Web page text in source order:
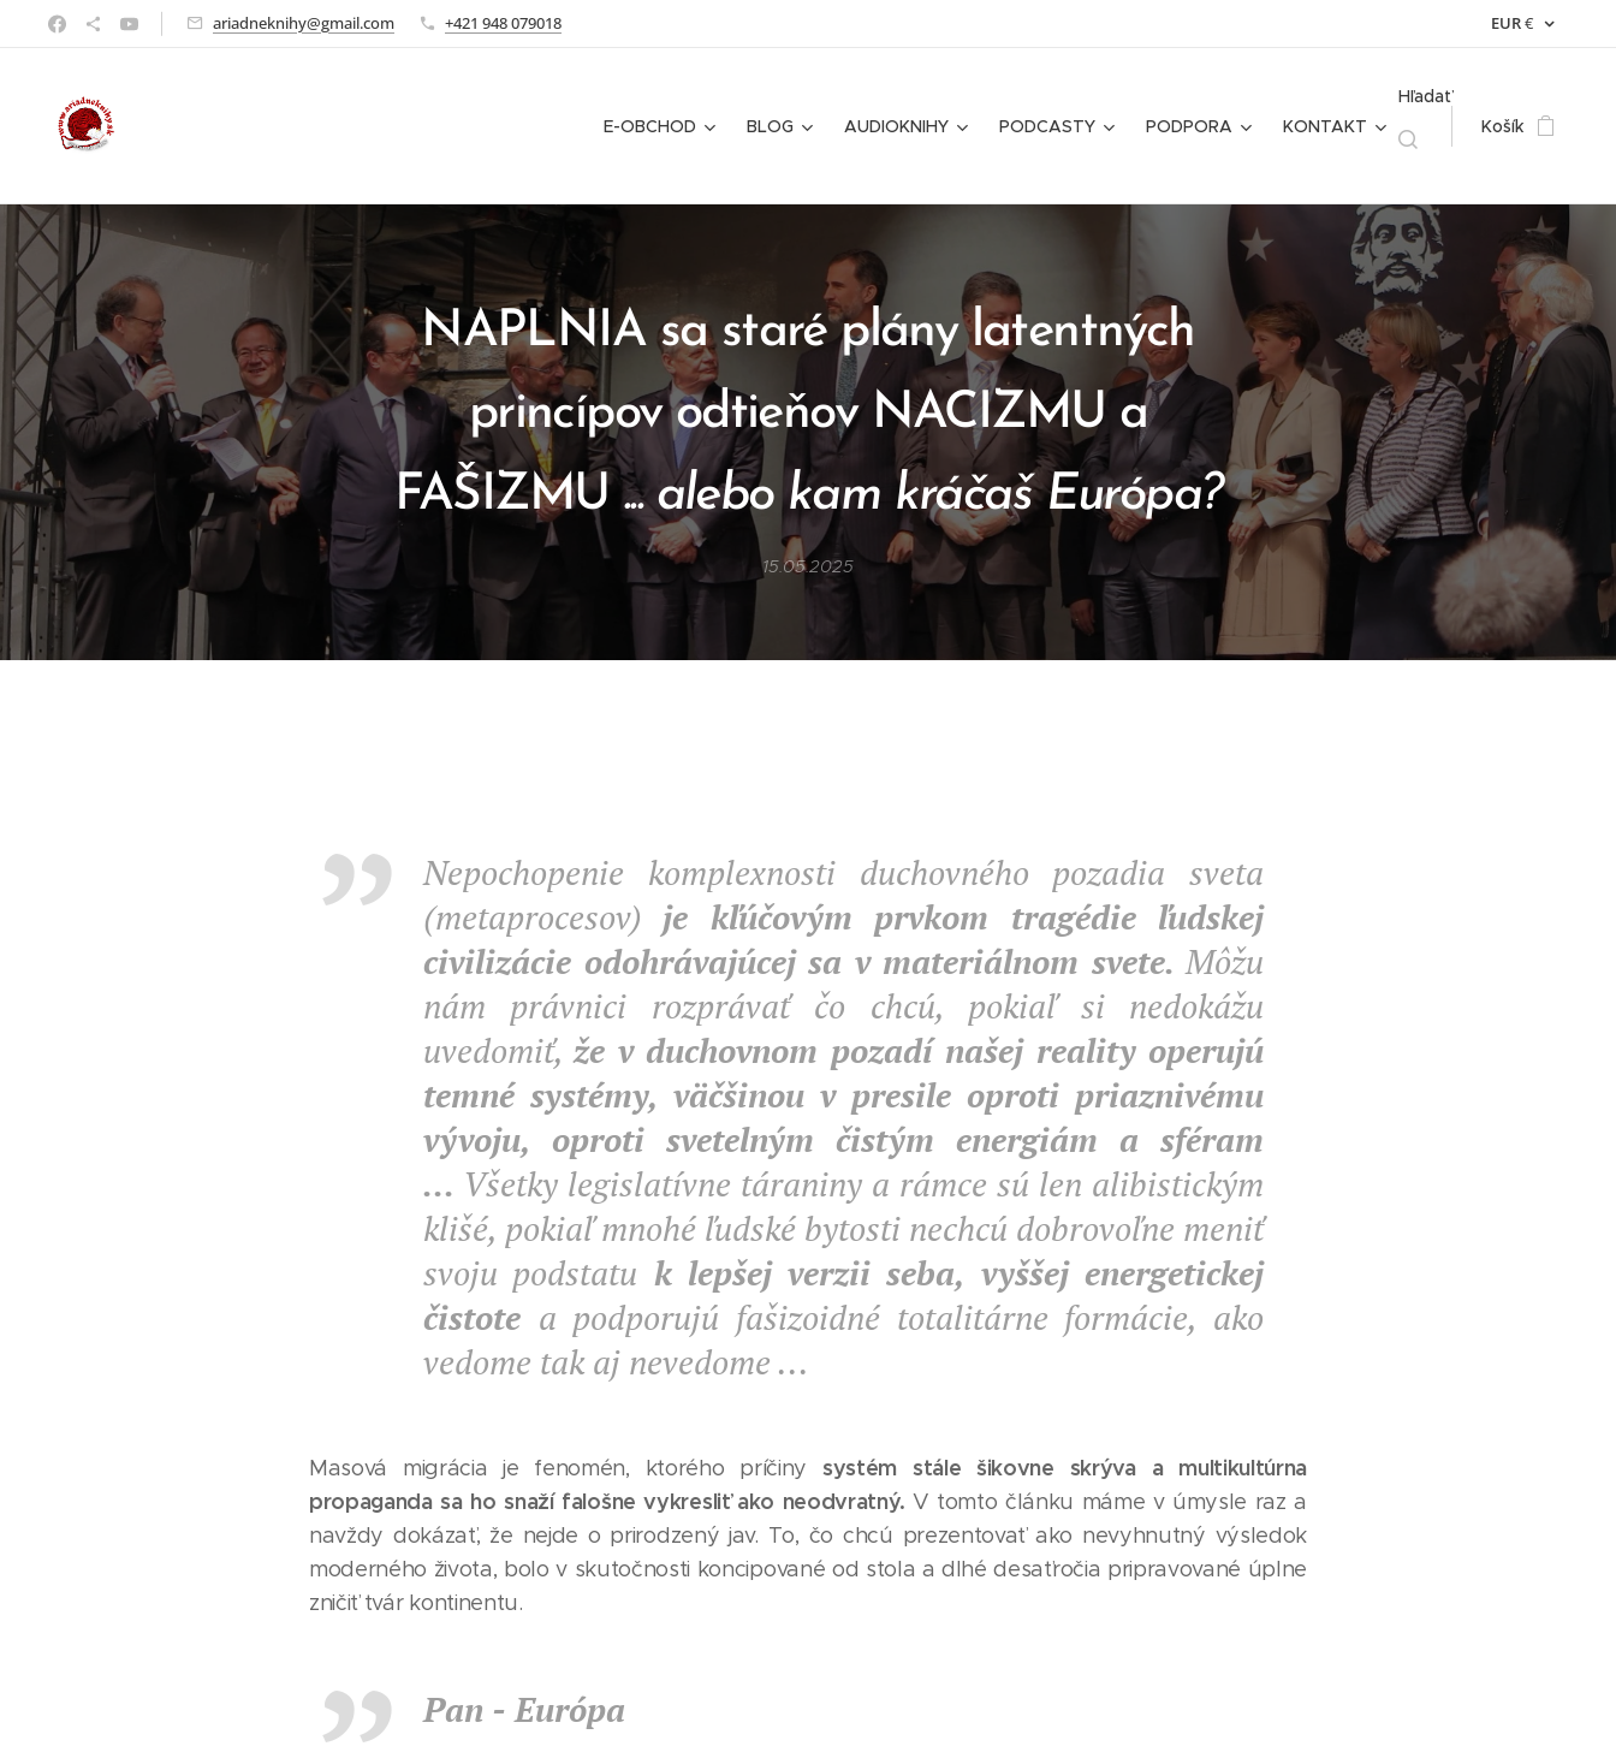
ariadneknihy@gmail.com +421 948 079018 EUR€
E-OBCHOD BLOG AUDIOKNIHY PODCASTY PODPORA KONTAKT
Hľadať
Košík
NAPLNIA sa staré plány latentných
princípov odtieňov NACIZMU a
FAŠIZMU... alebo kam kráčaš Európa?
15.05.2025
Nepochopenie komplexnosti duchovného pozadia sveta
(metaprocesov) je kľúčovým prvkom tragédie ľudskej
civilizácie odohrávajúcej sa v materiálnom svete. Môžu
nám právnici rozprávať čo chcú, pokiaľ si nedokážu
uvedomiť,že v duchovnom pozadí našej reality operujú
temné systémy, väčšinou v presile oproti priaznivému
vývoju, oproti svetelným čistým energiám a sféram
... Všetky legislatívne táraniny a rámce sú len alibistickým
klišé, pokiaľ mnohé ľudské bytosti nechcú dobrovoľne meniť
svoju podstatu k lepšej verzii seba, vyššej energetickej
čistote a podporujú fašizoidné totalitárne formácie, ako
vedome tak aj nevedome ...
Masová migrácia je fenomén, ktorého príčiny systém stále šikovne skrýva a multikultúrna
propaganda sa ho snaží falošne vykresliť ako neodvratný. V tomto článku máme v úmysle raz a
navždy dokázať, že nejde o prirodzený jav. To, čo chcú prezentovať ako nevyhnutný výsledok
moderného života, bolo v skutočnosti koncipované od stola a dlhé desaťročia pripravované úplne
zničiť tvár kontinentu.
Pan - Európa